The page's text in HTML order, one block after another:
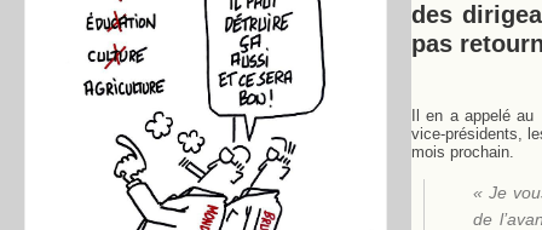
des
pas
Il en a appelé
vice-présidents,
mois prochain.
« Je
de